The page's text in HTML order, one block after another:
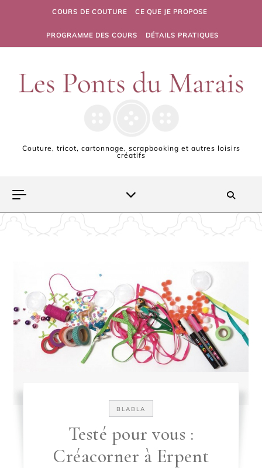
Skip to contentCOURS DE COUTURE CE QUE JE PROPOSE
PROGRAMME DES COURS DÉTAILS PRATIQUES
Couture, tricot, cartonnage, scrapbooking et autres loisirs
créatifs
BLABLA
Testé pour vous :
Créacorner à Erpent